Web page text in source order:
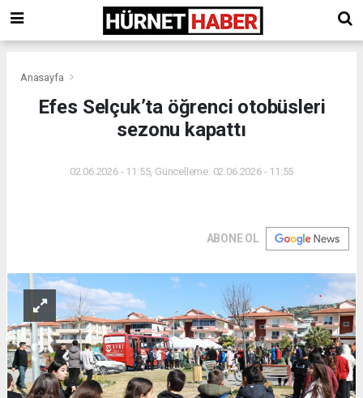
Anasayfa
Efes Selçuk’ta öğrenci otobüsleri
sezonu kapattı
02.06.2026 - 11:55, Güncelleme: 02.06.2026 - 11:55
ABONE OL